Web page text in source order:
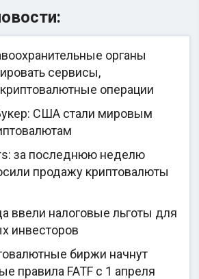
органы
сервисы,
операции
США стали мировым
за последнюю неделю
продажу криптовалюты
ввели налоговые льготы для
инвесторов
биржи начнут
правила FATF с 1 апреля